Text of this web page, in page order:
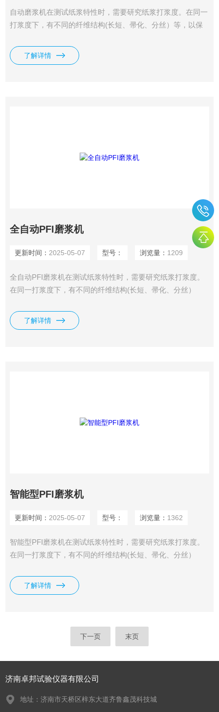
自动磨浆机在测试纸浆特性时，需要研究纸浆打浆度。在同一
打浆度下，有不同的纤维结构(长短、帚化、分丝）等，以保
室打浆设备。本仪器对式样浓度有广泛的适应性，浆池内壁和
飞刀的间隙有较大的可调性，优于其他同类设备。
了解详情
全自动PFI磨浆机
更新时间： 2025-05-07 型号： 浏览量： 1209
全自动PFI磨浆机在测试纸浆特性时，需要研究纸浆打浆度。
在同一打浆度下，有不同的纤维结构(长短、帚化、分丝）
一种实验室打浆设备。对式样浓度有广泛的适应性，浆池内壁
和飞刀的间隙有较大的可调性，优于其他同类设备。
了解详情
智能型PFI磨浆机
更新时间： 2025-05-07 型号： 浏览量： 1362
智能型PFI磨浆机在测试纸浆特性时，需要研究纸浆打浆度。
在同一打浆度下，有不同的纤维结构(长短、帚化、分丝）
一种实验室打浆设备。该机对式样浓度有广泛的适应性，浆池
内壁和飞刀的间隙有较大的可调性，优于其他同类设备。
了解详情
下一页 末页
济南卓邦试验仪器有限公司
地址：济南市天桥区梓东大道齐鲁鑫茂科技城